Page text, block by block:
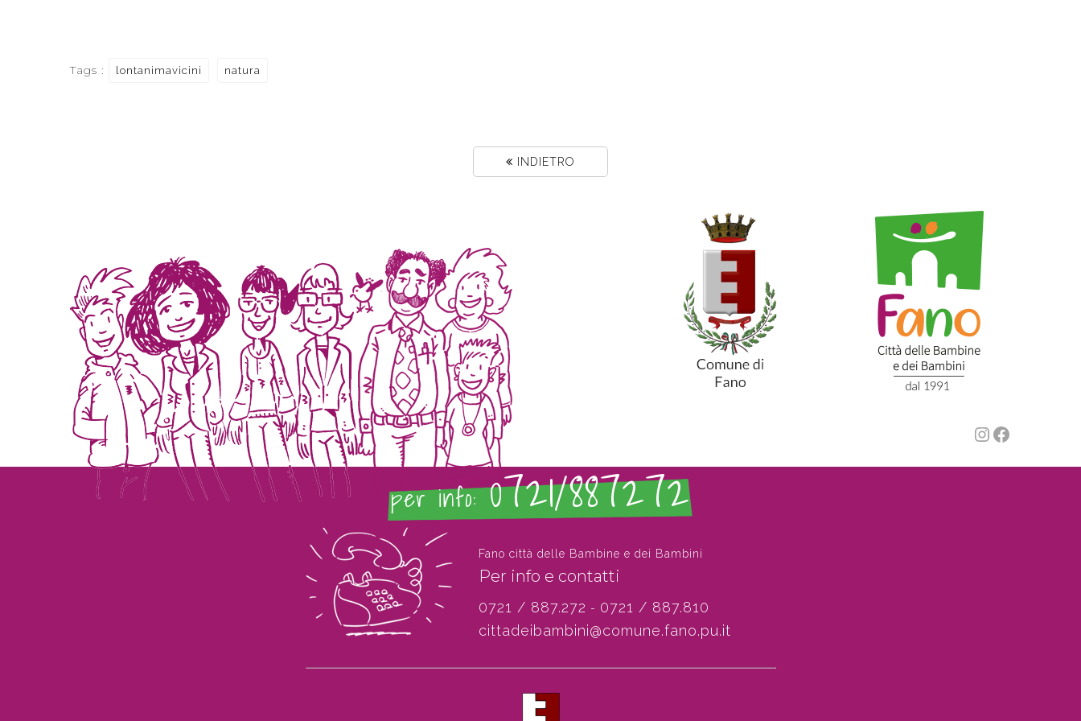
Tags : lontanimavicini natura
INDIETRO
Instagram
per info:0721/887272
Fano città delle Bambine e dei Bambini
Per info e contatti
0721 / 887.272 - 0721 / 887.810
cittadeibambini@comune.fano.pu.it